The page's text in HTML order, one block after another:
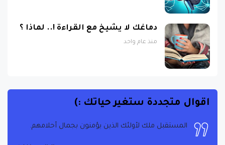
دماغك لا يشيخ مع القراءة !.. لماذا ؟
منذ عام واحد
اقوال متجددة ستغير حياتك :)
المستقبل ملك لأولئك الذين يؤمنون بجمال أحلامهم.